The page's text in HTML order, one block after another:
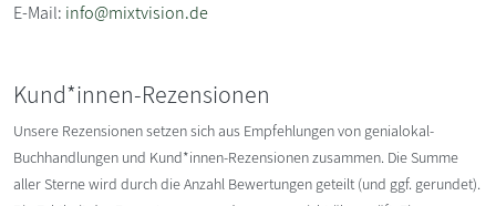
E-Mail: info@mixtvision.de
Kund*innen-Rezensionen
Unsere Rezensionen setzen sich aus Empfehlungen von genialokal-
Buchhandlungen und Kund*innen-Rezensionen zusammen. Die Summe
aller Sterne wird durch die Anzahl Bewertungen geteilt (und ggf. gerundet).